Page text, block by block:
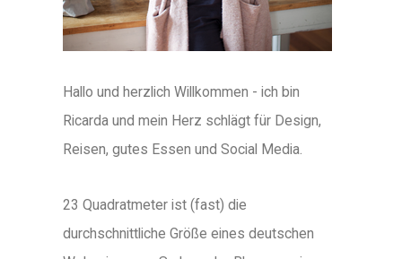
Hallo und herzlich Willkommen - ich bin
Ricarda und mein Herz schlägt für Design,
Reisen, gutes Essen und Social Media.
23 Quadratmeter ist (fast) die
durchschnittliche Größe eines deutschen